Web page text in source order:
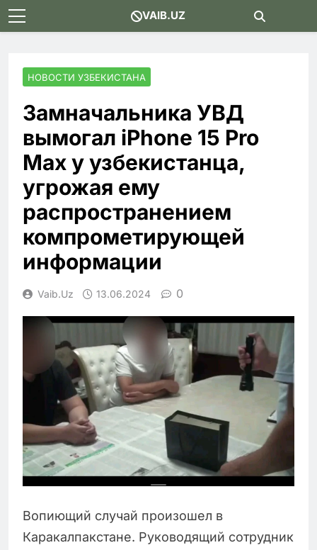
Skip
to
VAIB.UZ
НОВОСТИ УЗБЕКИСТАНА
Замначальника УВД
вымогал iPhone 15 Pro
Max у узбекистанца,
угрожая ему
распространением
компрометирующей
информации
Vaib.uz 13.06.2024 0
Вопиющий случай произошел в
Каракалпакстане. Руководящий сотрудник